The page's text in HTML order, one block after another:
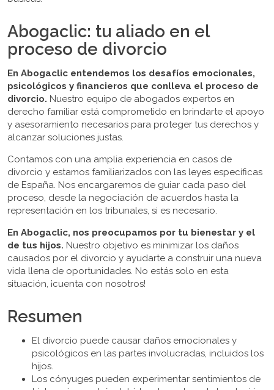
Abogaclic: tu aliado en el
proceso de divorcio
En Abogaclic entendemos los desafíos emocionales,
psicológicos y financieros que conlleva el proceso de
divorcio. Nuestro equipo de abogados expertos en
derecho familiar está comprometido en brindarte el apoyo
y asesoramiento necesarios para proteger tus derechos y
alcanzar soluciones justas.
Contamos con una amplia experiencia en casos de
divorcio y estamos familiarizados con las leyes específicas
de España. Nos encargaremos de guiar cada paso del
proceso, desde la negociación de acuerdos hasta la
representación en los tribunales, si es necesario.
En Abogaclic, nos preocupamos por tu bienestar y el
de tus hijos. Nuestro objetivo es minimizar los daños
causados por el divorcio y ayudarte a construir una nueva
vida llena de oportunidades. No estás solo en esta
situación, ¡cuenta con nosotros!
Resumen
El divorcio puede causar daños emocionales y
psicológicos en las partes involucradas, incluidos los
hijos.
Los cónyuges pueden experimentar sentimientos de